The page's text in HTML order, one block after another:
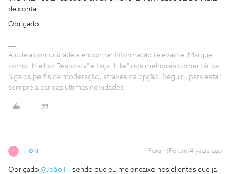
de conta.
Obrigado
Ajude a comunidade a encontrar informação relevante. Marque
como "Melhor Resposta" e faça "Like" nos melhores comentários.
Siga os perfis da moderação, através da opção "Seguir", para estar
sempre a par das ultimas novidades.
F Floki Forum|Forum|4 years ago
Obrigado @João H. sendo que eu me encaixo nos clientes que já